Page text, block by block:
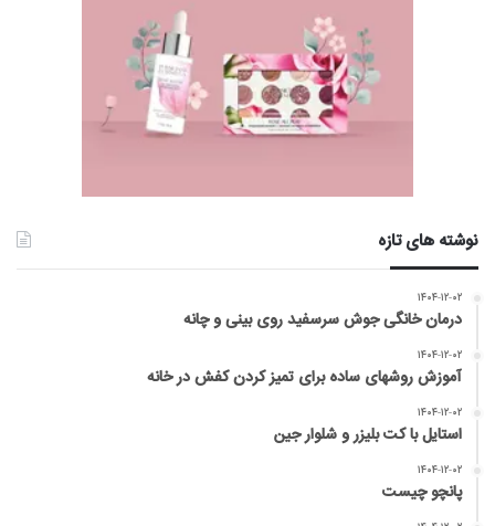
نوشته های تازه
۱۴۰۴-۱۲-۰۲
درمان خانگی جوش سرسفید روی بینی و چانه
۱۴۰۴-۱۲-۰۲
آموزش روشهای ساده برای تمیز کردن کفش در خانه
۱۴۰۴-۱۲-۰۲
استایل با کت بلیزر و شلوار جین
۱۴۰۴-۱۲-۰۲
پانچو چیست